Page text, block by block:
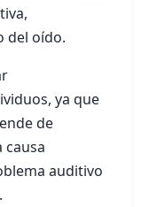
del oído.
ya que
de
causa
auditivo